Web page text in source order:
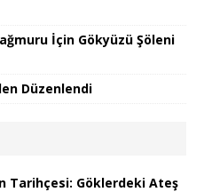
İçin Gökyüzü Şöleni
Düzenlendi
Tarihçesi: Göklerdeki Ateş